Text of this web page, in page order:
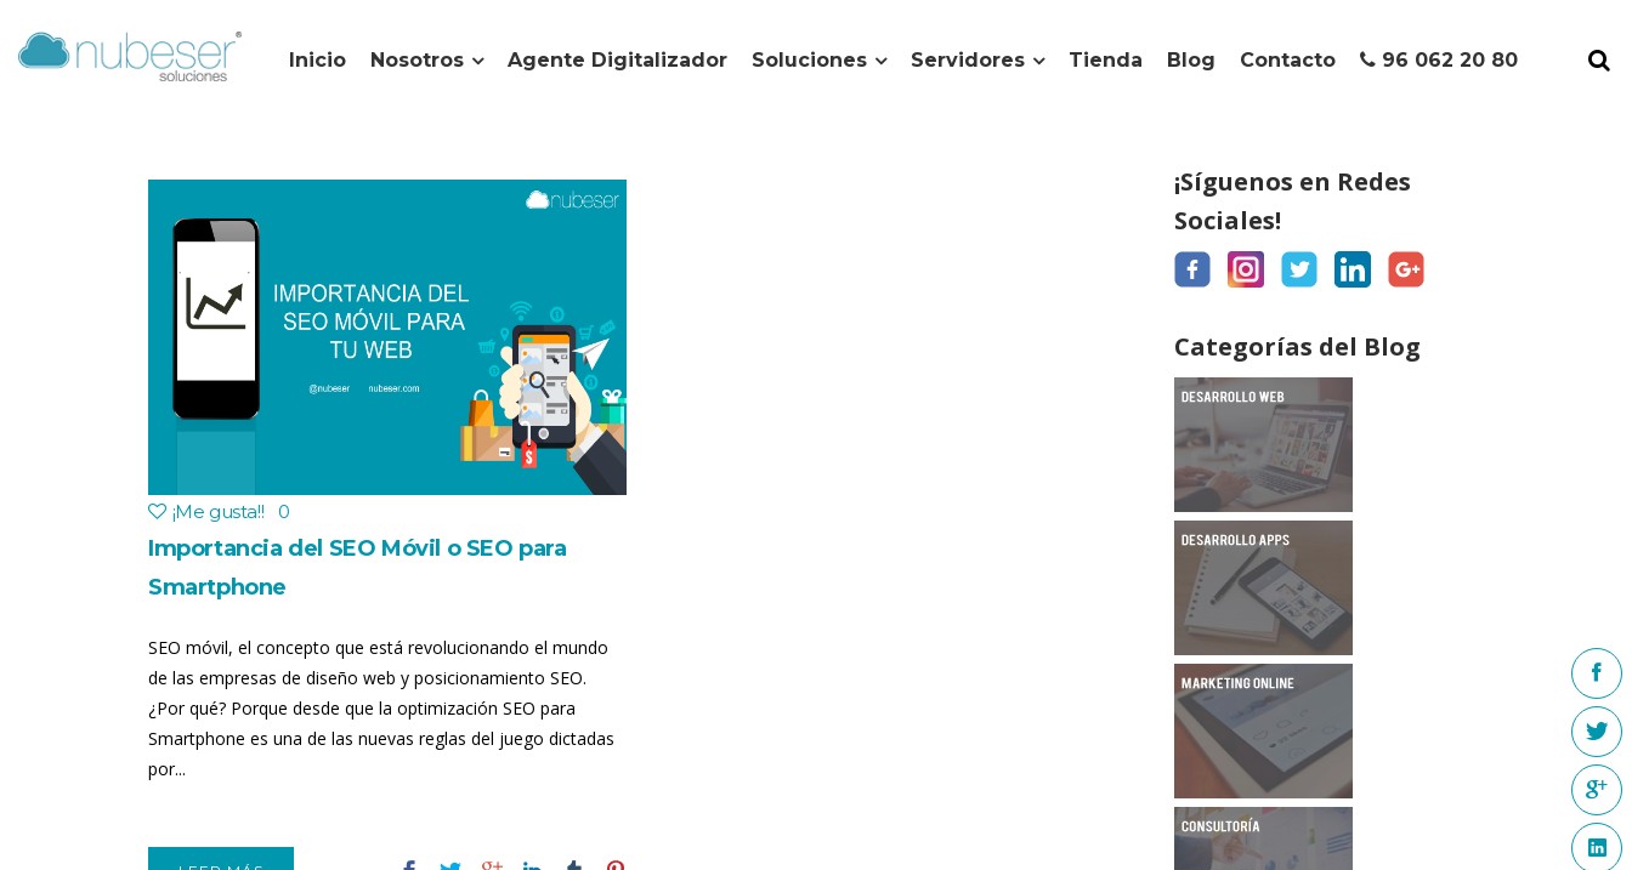
Inicio Nosotros Agente Digitalizador Soluciones Servidores Tienda Blog Contacto 96 062 20 80
¡Me gusta!! 0
Importancia del SEO Móvil o SEO para
Smartphone
SEO móvil, el concepto que está revolucionando el mundo
de las empresas de diseño web y posicionamiento SEO.
¿Por qué? Porque desde que la optimización SEO para
Smartphone es una de las nuevas reglas del juego dictadas
por...
¡Síguenos en Redes
Sociales!
Categorías del Blog